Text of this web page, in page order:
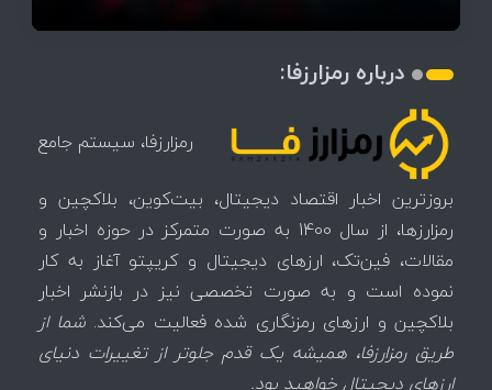
درباره رمزارزفا:
رمزارزفا، سیستم جامع
بروزترین اخبار اقتصاد دیجیتال، بیت‌کوین، بلاکچین و
رمزارزها، از سال 1400 به صورت متمرکز در حوزه اخبار و
مقالات، فین‌تک، ارزهای‌ دیجیتال و کریپتو آغاز به کار
نموده است و به صورت تخصصی نیز در بازنشر اخبار
بلاکچین و ارزهای رمزنگاری شده فعالیت می‌کند.شما از
طریق رمزارزفا، همیشه یک قدم جلوتر از تغییرات دنیای
ارزهای دیجیتال خواهید بود.